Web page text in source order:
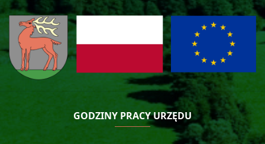
GODZINY PRACY URZĘDU